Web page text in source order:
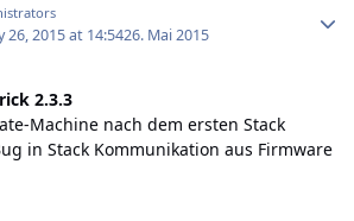
26, 2015 at 14:5426. Mai 2015
2.3.3
Machine nach dem ersten Stack
in Stack Kommunikation aus Firmware